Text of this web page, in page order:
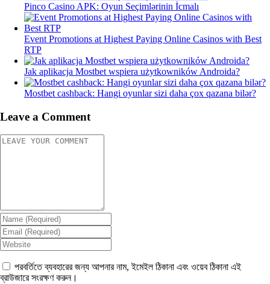
Pinco Casino APK: Oyun Seçimlərinin İcmalı
Event Promotions at Highest Paying Online Casinos with Best
RTP
Jak aplikacja Mostbet wspiera użytkowników Androida?
Mostbet cashback: Hangi oyunlar sizi daha çox qazana bilər?
Leave a Comment
পরবর্তিতে ব্যবহারের জন্য আপনার নাম, ইমেইল ঠিকানা এবং ওয়েব ঠিকানা এই
ব্রাউজারে সংরক্ষণ করুন।